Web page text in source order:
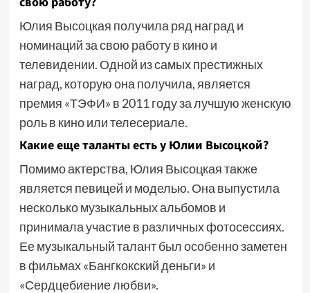
Юлия Высоцкая получила ряд наград и
номинаций за свою работу в кино и
телевидении. Одной из самых престижных
наград, которую она получила, является
премия «ТЭФИ» в 2011 году за лучшую женскую
роль в кино или телесериале.
Какие еще таланты есть у Юлии Высоцкой?
Помимо актерства, Юлия Высоцкая также
является певицей и моделью. Она выпустила
несколько музыкальных альбомов и
принимала участие в различных фотосессиях.
Ее музыкальный талант был особенно заметен
в фильмах «Бангкокский деньги» и
«Сердцебиение любви».